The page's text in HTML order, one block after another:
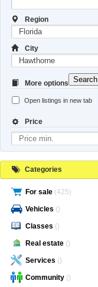
Region
City
More options
Open listings in new tab
Price
Search
Categories
For sale (425)
Vehicles ()
Classes ()
Real estate ()
Services ()
Community ()